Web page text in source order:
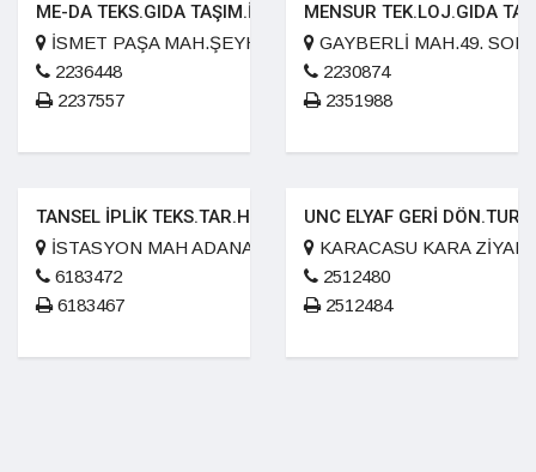
ME-DA TEKS.GIDA TAŞIM.İNŞ.SAN.VE TİC.LTD.ŞTİ.
İSMET PAŞA MAH.ŞEYHADİL CAD.OKAN İŞH.KAT.3
2236448
2237557
MENSUR TEK.LOJ.GIDA
GAYBERLİ MAH.49. SOK
2230874
2351988
TANSEL İPLİK TEKS.TAR.HAY.İNŞ.PET.TİC.VE.SAN.LTD.ŞTİ.
İSTASYON MAH ADANA ASFALTI CAD. NO 16
6183472
6183467
UNC ELYAF GERİ
KARACASU KARA
2512480
2512484